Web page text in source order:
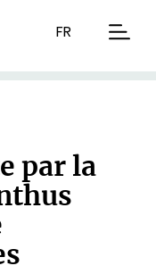
FR
par la